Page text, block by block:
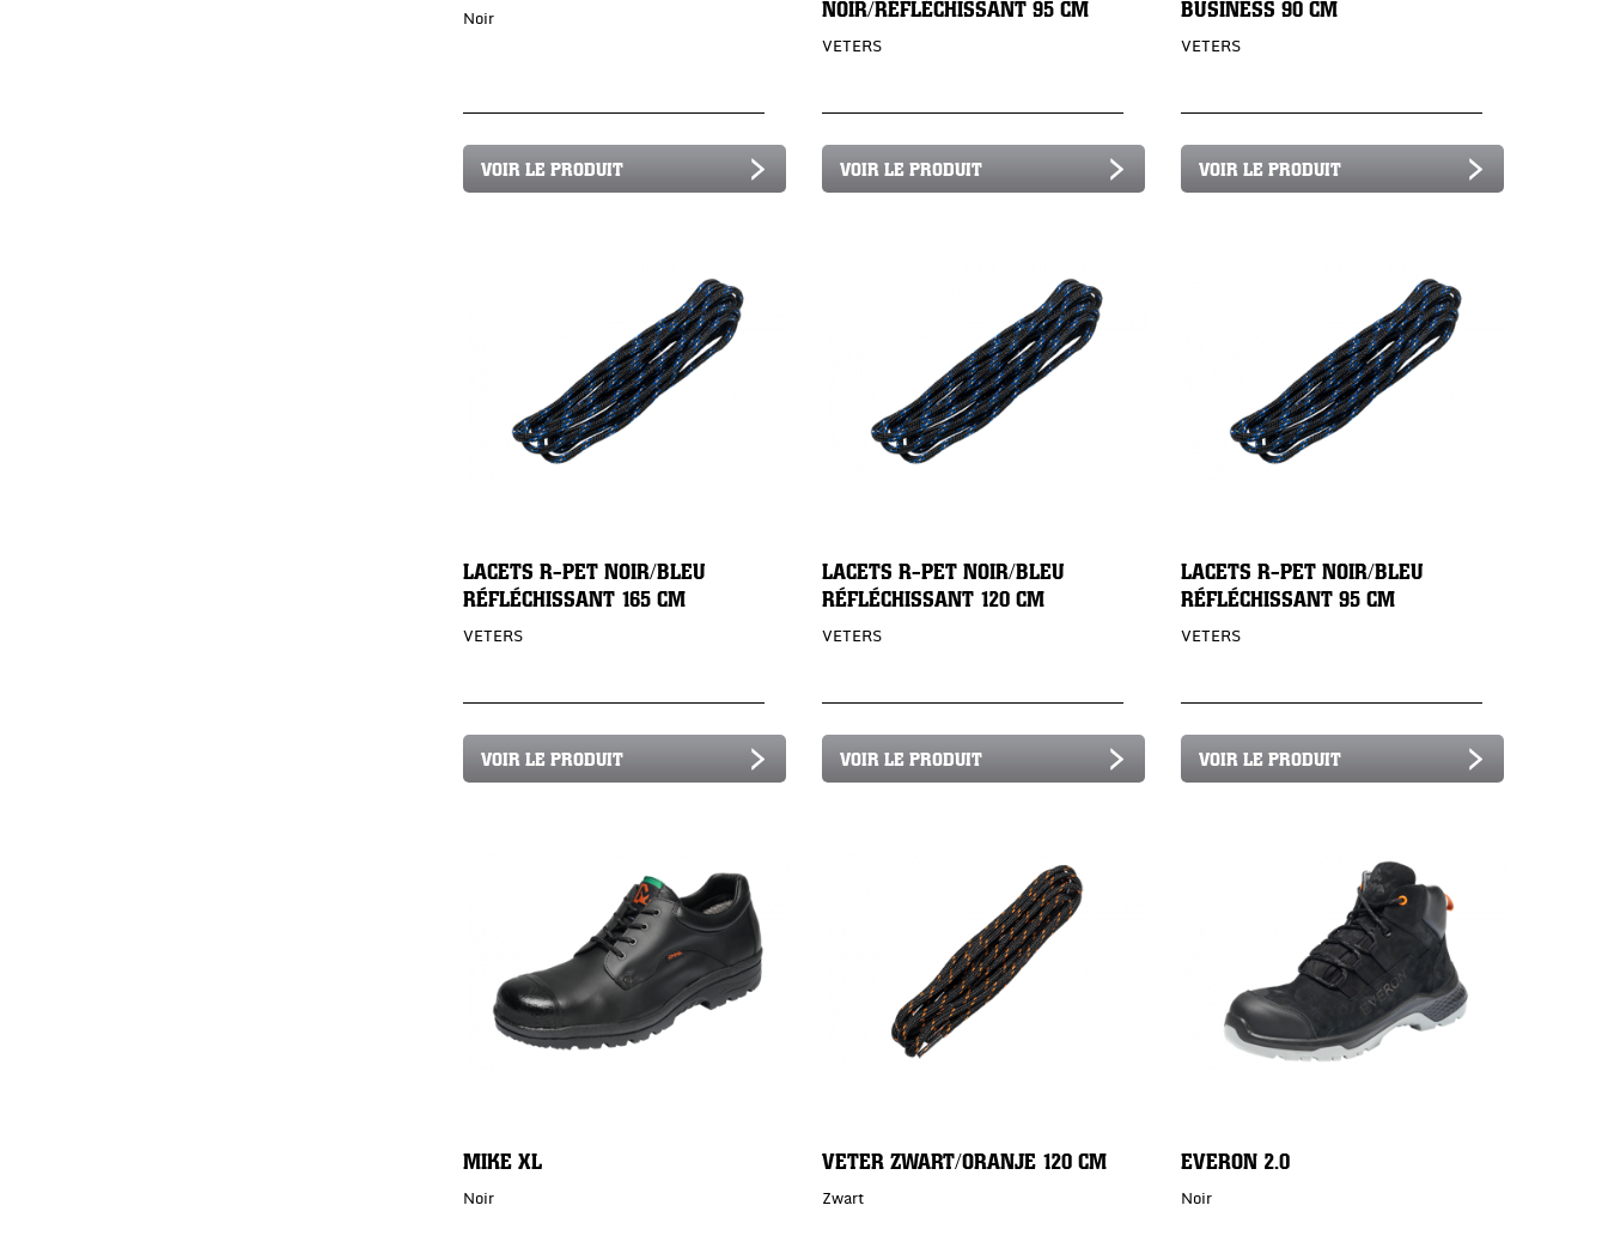
Noir
VOIR LE PRODUIT
NOIR/RÉFLÉCHISSANT 95 CM
VETERS
VOIR LE PRODUIT
BUSINESS 90 CM
VETERS
VOIR LE PRODUIT
LACETS R-PET NOIR/BLEU
RÉFLÉCHISSANT 165 CM
VETERS
VOIR LE PRODUIT
LACETS R-PET NOIR/BLEU
RÉFLÉCHISSANT 120 CM
VETERS
VOIR LE PRODUIT
LACETS R-PET NOIR/BLEU
RÉFLÉCHISSANT 95 CM
VETERS
VOIR LE PRODUIT
MIKE XL
Noir
VETER ZWART/ORANJE 120 CM
Zwart
EVERON 2.0
Noir